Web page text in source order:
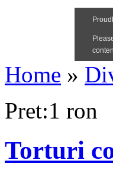
Home »
Pret:1 ron
Torturi